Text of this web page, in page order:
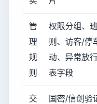
管
理
规
则
权限分组、
则、访客/停
动、异常放
表字段
交
国密/信创验